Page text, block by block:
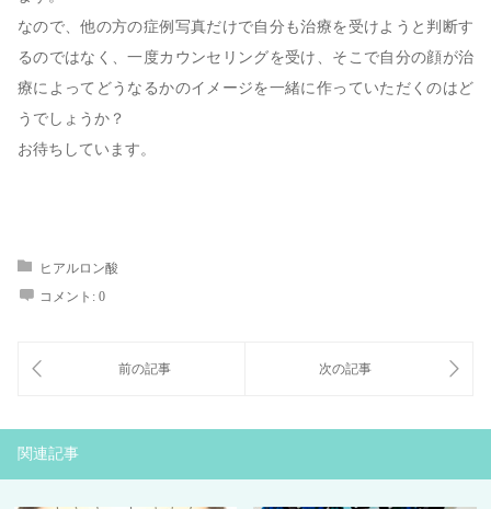
なので、他の方の症例写真だけで自分も治療を受けようと判断す
るのではなく、一度カウンセリングを受け、そこで自分の顔が治
療によってどうなるかのイメージを一緒に作っていただくのはど
うでしょうか？
⁡お待ちしています。
ヒアルロン酸
コメント: 0
関連記事